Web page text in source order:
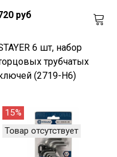
руб
6 шт, набор
трубчатых
(2719-H6)
15%
Товар отсутствует